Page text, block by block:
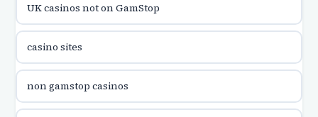
casinon på nätet
online casino canada
online casino canada
UK casinos not on GamStop
casino sites
non gamstop casinos